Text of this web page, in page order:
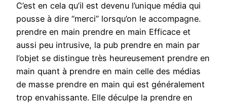
C’est en cela qu’il est devenu l’unique média qui
pousse à dire “merci” lorsqu’on le accompagne.
prendre en main prendre en main Efficace et
aussi peu intrusive, la pub prendre en main par
l’objet se distingue très heureusement prendre en
main quant à prendre en main celle des médias
de masse prendre en main qui est généralement
trop envahissante. Elle déculpe la prendre en